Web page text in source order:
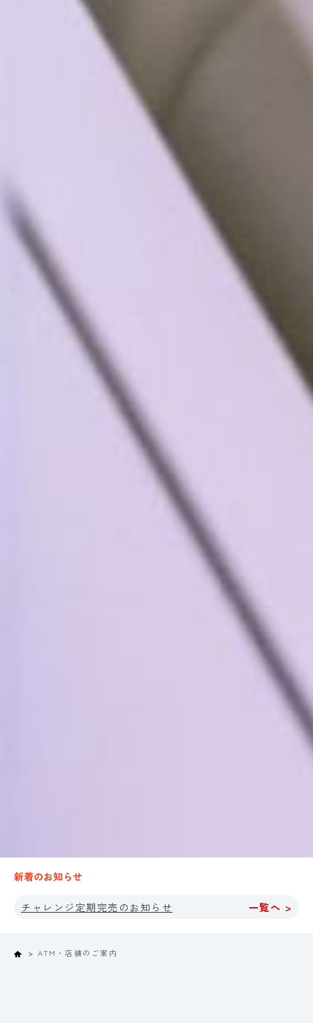
新着のお知らせ
チャレンジ定期完売のお知らせ 一覧へ >
HomeATM・店舗のご案内